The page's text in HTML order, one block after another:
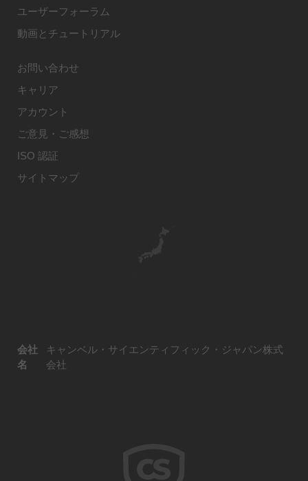
ユーザーフォーラム
動画とチュートリアル
お問い合わせ
キャリア
アカウント
ご意見・ご感想
ISO 認証
サイトマップ
会社
名
キャンベル・サイエンティフィック・ジャパン株式
会社